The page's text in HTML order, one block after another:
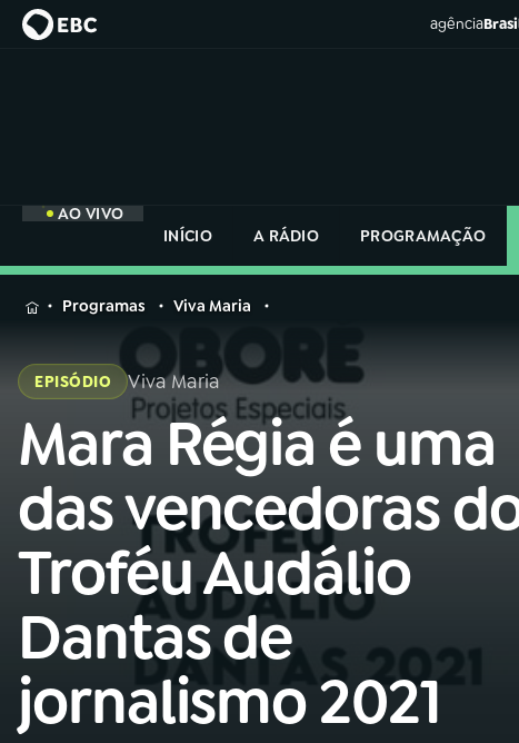
agência
AO VIVO
INÍCIO
A RÁDIO PROGRAMAÇÃO
MENU
Buscar
na
Rádio
Nacional
01INÍCIO
02A RÁDIO
03 PROGRAMAÇÃO
na
Rádio
Programas Viva Maria
EPISÓDIO Viva Maria
Mara Régia é uma
das vencedoras
Troféu Audálio
Dantas de
jornalismo 2021